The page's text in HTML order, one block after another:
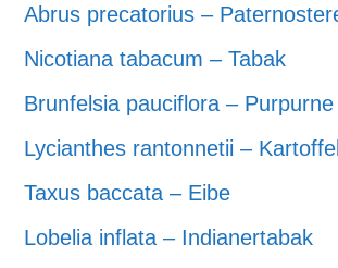
Abrus precatorius –
Nicotiana tabacum – Tabak
Brunfelsia pauciflora –
Lycianthes rantonnetii –
Taxus baccata – Eibe
Lobelia inflata – Indianertabak